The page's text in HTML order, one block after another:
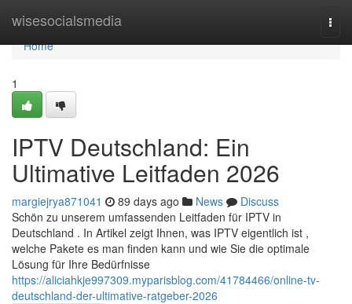
wisesocialsmedia
Home
Home
1
IPTV Deutschland: Ein
Ultimative Leitfaden 2026
margiejrya871041 89 days ago News
Discuss
Schön zu unserem umfassenden Leitfaden für IPTV in
Deutschland . In Artikel zeigt Ihnen, was IPTV eigentlich ist ,
welche Pakete es man finden kann und wie Sie die optimale
Lösung für Ihre Bedürfnisse
https://aliciahkje997309.myparisblog.com/41784466/online-tv-
deutschland-der-ultimative-ratgeber-2026